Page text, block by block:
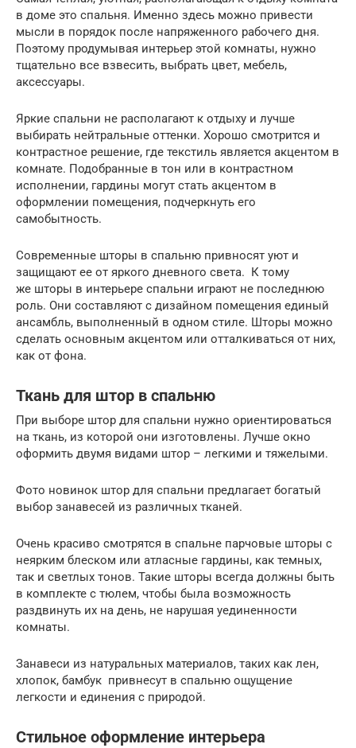
в доме это спальня. Именно здесь можно привести
мысли в порядок после напряженного рабочего дня.
Поэтому продумывая интерьер этой комнаты, нужно
тщательно все взвесить, выбрать цвет, мебель,
аксессуары.
Яркие спальни не располагают к отдыху и лучше
выбирать нейтральные оттенки. Хорошо смотрится и
контрастное решение, где текстиль является акцентом в
комнате. Подобранные в тон или в контрастном
исполнении, гардины могут стать акцентом в
оформлении помещения, подчеркнуть его
самобытность.
Современные шторы в спальню привносят уют и
защищают ее от яркого дневного света. К тому
же шторы в интерьере спальни играют не последнюю
роль. Они составляют с дизайном помещения единый
ансамбль, выполненный в одном стиле. Шторы можно
сделать основным акцентом или отталкиваться от них,
как от фона.
Ткань для штор в спальню
При выборе штор для спальни нужно ориентироваться
на ткань, из которой они изготовлены. Лучше окно
оформить двумя видами штор – легкими и тяжелыми.
Фото новинок штор для спальни предлагает богатый
выбор занавесей из различных тканей.
Очень красиво смотрятся в спальне парчовые шторы с
неярким блеском или атласные гардины, как темных,
так и светлых тонов. Такие шторы всегда должны быть
в комплекте с тюлем, чтобы была возможность
раздвинуть их на день, не нарушая уединенности
комнаты.
Занавеси из натуральных материалов, таких как лен,
хлопок, бамбук привнесут в спальню ощущение
легкости и единения с природой.
Стильное оформление интерьера